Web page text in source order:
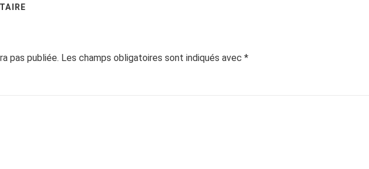
pas publiée. Les champs obligatoires sont indiqués avec *